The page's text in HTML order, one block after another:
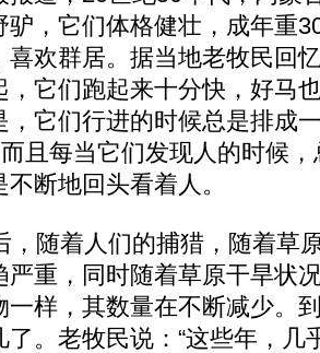
驴，它们体格健壮，成年重
喜欢群居。据当地老牧民回
，它们跑起来十分快，好马
，它们行进的时候总是排成
而且每当它们发现人的时候
断地回头看着人。
随着人们的捕猎，随着草
严重，同时随着草原干旱状
一样，其数量在不断减少。
了。老牧民说：“这些年，几